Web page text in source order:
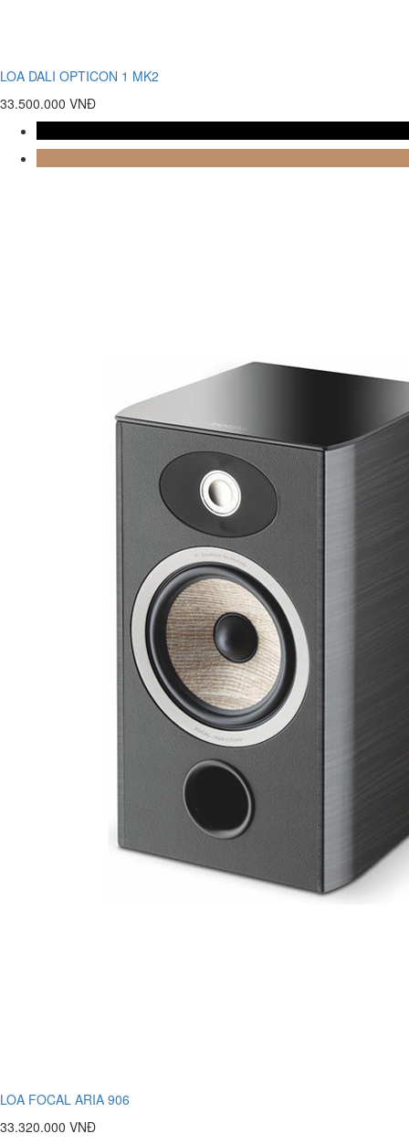
LOA DALI OPTICON 1 MK2
33.500.000 VNĐ
LOA FOCAL ARIA 906
33.320.000 VNĐ